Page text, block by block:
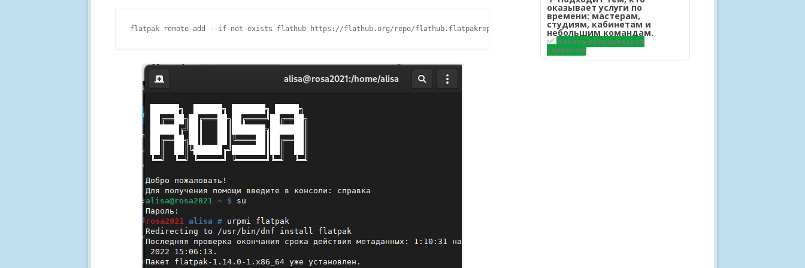
оказывает услуги по
времени: мастерам,
студиям, кабинетам и
небольшим командам.
✅ Начать пользоваться
сервисом